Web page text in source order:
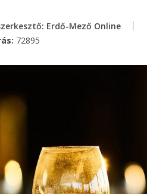
Erdő-Mező Online
72895